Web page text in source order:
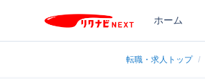
ホーム
転職・求人トップ /